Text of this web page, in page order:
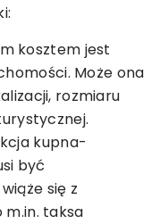
kosztem jest
Może ona
rozmiaru
kupna-
być
się z
m.in. taksa